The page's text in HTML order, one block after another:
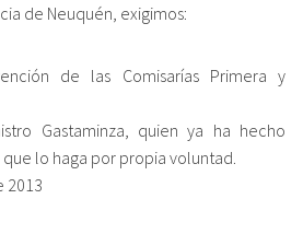
de Neuquén, exigimos:
de las Comisarías Primera y
Gastaminza, quien ya ha hecho
lo haga por propia voluntad.
2013